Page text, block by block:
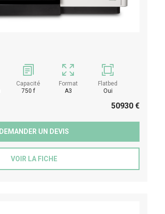
Capacité
750 f
Format
A3
Flatbed
Oui
50930 €
DEMANDER UN DEVIS
VOIR LA FICHE